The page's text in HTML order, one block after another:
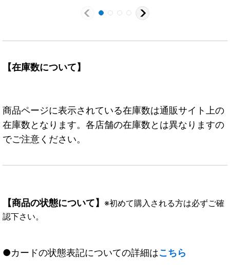
【在庫数について】
商品ページに表示されている在庫数は通販サイト上の
在庫数となります。各店舗の在庫数とは異なりますの
でご注意ください。
【商品の状態について】 ※初めて購入される方は必ずご確
認下さい。
●カードの状態表記についての詳細はこちら